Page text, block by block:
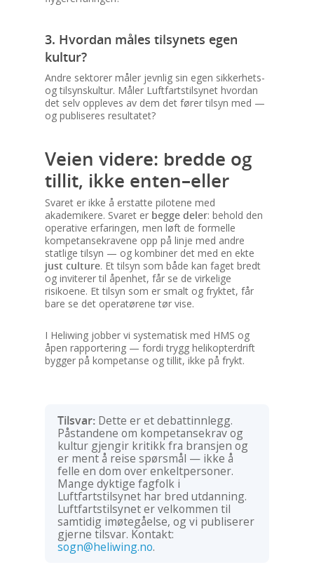
3. Hvordan måles tilsynets egen
kultur?
Andre sektorer måler jevnlig sin egen sikkerhets-
og tilsynskultur. Måler Luftfartstilsynet hvordan
det selv oppleves av dem det fører tilsyn med —
og publiseres resultatet?
Veien videre: bredde og
tillit, ikke enten–eller
Svaret er ikke å erstatte pilotene med
akademikere. Svaret er begge deler: behold den
operative erfaringen, men løft de formelle
kompetansekravene opp på linje med andre
statlige tilsyn — og kombiner det med en ekte
just culture. Et tilsyn som både kan faget bredt
og inviterer til åpenhet, får se de virkelige
risikoene. Et tilsyn som er smalt og fryktet, får
bare se det operatørene tør vise.
I Heliwing jobber vi systematisk med HMS og
åpen rapportering — fordi trygg helikopterdrift
bygger på kompetanse og tillit, ikke på frykt.
Tilsvar: Dette er et debattinnlegg.
Påstandene om kompetansekrav og
kultur gjengir kritikk fra bransjen og
er ment å reise spørsmål — ikke å
felle en dom over enkeltpersoner.
Mange dyktige fagfolk i
Luftfartstilsynet har bred utdanning.
Luftfartstilsynet er velkommen til
samtidig imøtegåelse, og vi publiserer
gjerne tilsvar. Kontakt:
sogn@heliwing.no.